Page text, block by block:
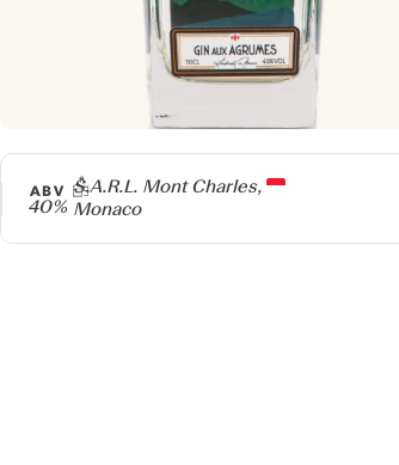
Producteur
S.A.R.L. Mont Charles,
Monaco
ABV
40%